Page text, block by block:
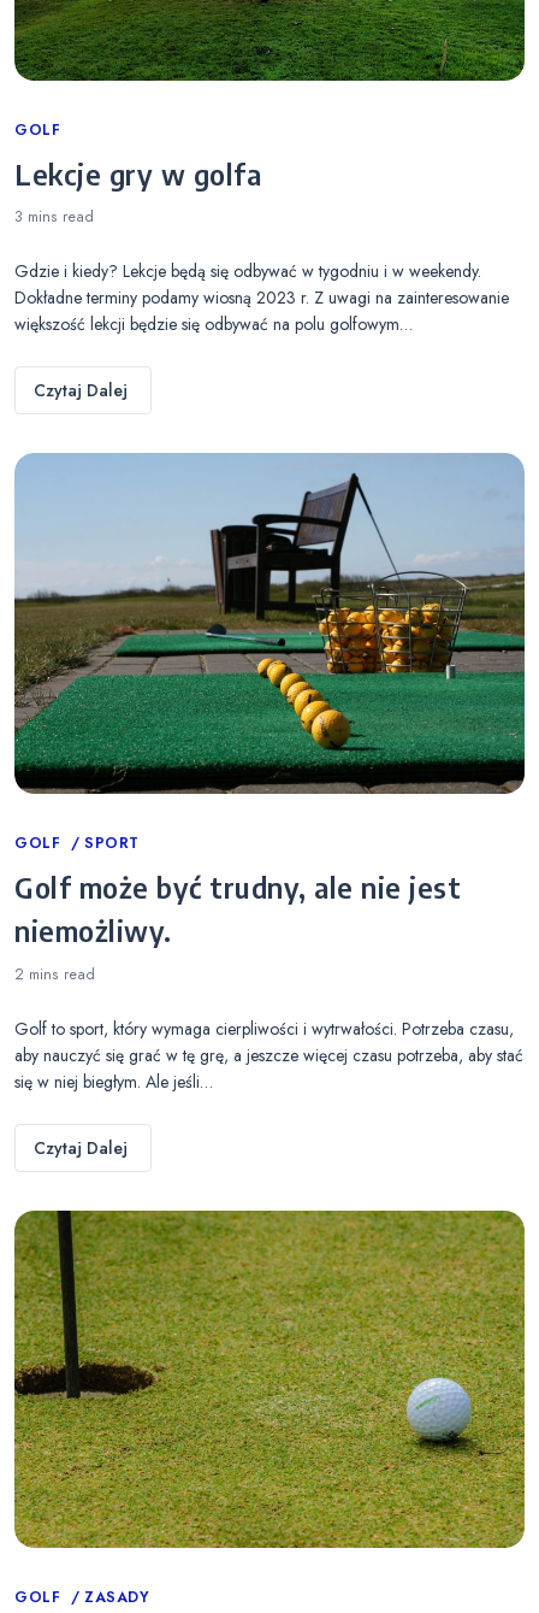
Categories
GOLF
Lekcje gry w golfa
3 mins read
Gdzie i kiedy? Lekcje będą się odbywać w tygodniu i w weekendy.
Dokładne terminy podamy wiosną 2023 r. Z uwagi na zainteresowanie
większość lekcji będzie się odbywać na polu golfowym…
Czytaj Dalej
Categories
GOLF SPORT
Golf może być trudny, ale nie jest
niemożliwy.
2 mins read
Golf to sport, który wymaga cierpliwości i wytrwałości. Potrzeba czasu,
aby nauczyć się grać w tę grę, a jeszcze więcej czasu potrzeba, aby stać
się w niej biegłym. Ale jeśli…
Czytaj Dalej
Categories
GOLF ZASADY